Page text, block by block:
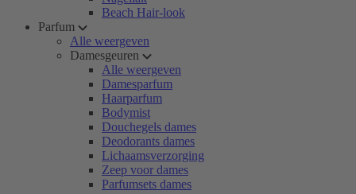
Beach Hair-look
Parfum
Alle weergeven
Damesgeuren
Alle weergeven
Damesparfum
Haarparfum
Bodymist
Douchegels dames
Deodorants dames
Lichaamsverzorging
Zeep voor dames
Parfumsets dames